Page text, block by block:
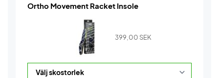
Ortho Movement Racket Insole
399,00 SEK